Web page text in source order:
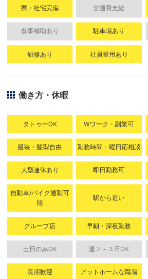
寮・社宅完備 交通費支給
食事補助あり 駐車場あり
研修あり 社員登用あり
働き方・休暇
タトゥーOK Wワーク・副業可
服装・髪型自由 勤務時間・曜日応相談
大型連休あり 即日勤務可
自動車/バイク通勤可
能
駅から近い
グループ店 早朝・深夜勤務
土日のみOK 週２～３日OK
長期歓迎 アットホームな職場